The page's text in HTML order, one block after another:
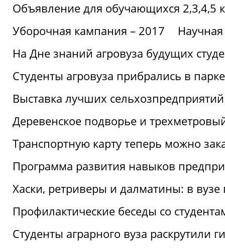
Объявление для обучающихся 2,3,4,5
Уборочная кампания – 2017
На Дне знаний агровуза будущих
Студенты агровуза прибрались в
Выставка лучших
Деревенское подворье и
Транспортную карту теперь можно
Программа развития навыков
Хаски, ретриверы и далматины: в вузе
Профилактические беседы со
Студенты аграрного вуза раскрутили